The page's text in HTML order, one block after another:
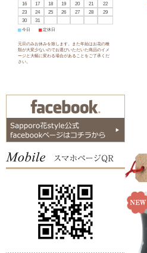
16
17 18 19 20 21
22
23
24 25 26 27 28
29
30
31
■ 今日 ■ 定休日
元旦のみお休みを致します。また年始はお花の種
類が大変少ないのでお選びいただいた商品のイメ
ージと大幅に変わる場合があることをご了承くだ
さい。